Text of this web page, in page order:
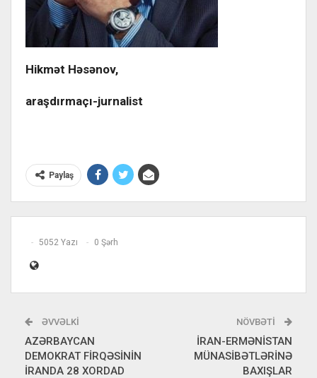
Hikmət Həsənov,
araşdırmaçı-jurnalist
Paylaş
5052 Yazı 0 Şərh
ƏVVƏLKI
AZƏRBAYCAN
DEMOKRAT FİRQƏSİNİN
İRANDA 28 XORDAD
NÖVBƏTI
İRAN-ERMƏNİSTAN
MÜNASİBƏTLƏRİNƏ
BAXIŞLAR